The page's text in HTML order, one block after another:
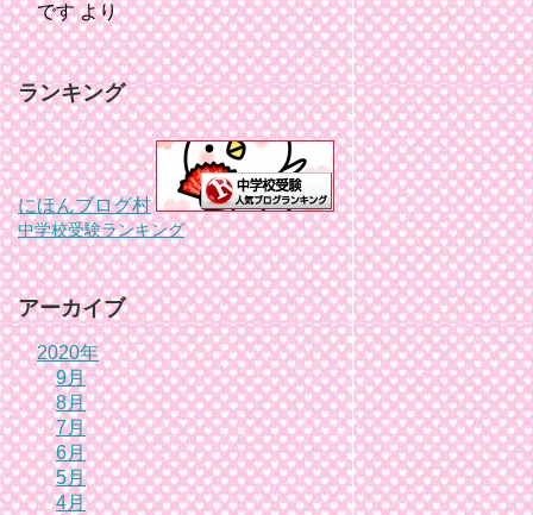
ですより
ランキング
にほんブログ村
中学校受験ランキング
アーカイブ
2020年
9月
8月
7月
6月
5月
4月